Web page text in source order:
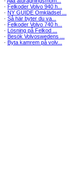
· Felkoder Volvo 940 h...
· NY GUIDE Omklädsel ...
· Så här byter du va...
· Felkoder Volvo 740 h...
· Lösning på Felkod ...
· Besök Volvoswedens ...
· Byta kamrem på volv...